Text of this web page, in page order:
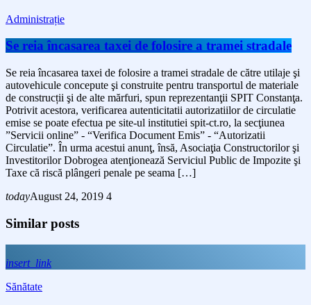
Administrație
Se reia încasarea taxei de folosire a tramei stradale
Se reia încasarea taxei de folosire a tramei stradale de către utilaje şi
autovehicule concepute şi construite pentru transportul de materiale
de construcții şi de alte mărfuri, spun reprezentanţii SPIT Constanţa.
Potrivit acestora, verificarea autenticitatii autorizatiilor de circulatie
emise se poate efectua pe site-ul institutiei spit-ct.ro, la secţiunea
”Servicii online” - “Verifica Document Emis” - “Autorizatii
Circulatie”. În urma acestui anunţ, însă, Asociaţia Constructorilor şi
Investitorilor Dobrogea atenţionează Serviciul Public de Impozite şi
Taxe că riscă plângeri penale pe seama […]
todayAugust 24, 2019 4
Similar posts
insert_link
Sănătate